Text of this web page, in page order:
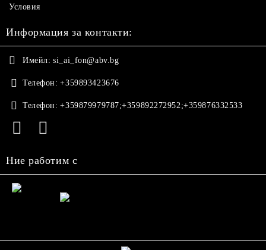
Условия
Информация за контакти:
Имейл: si_ai_fon@abv.bg
Телефон: +359893423676
Телефон: +359879979787;+359892272952;+359876332533
Ние работим с